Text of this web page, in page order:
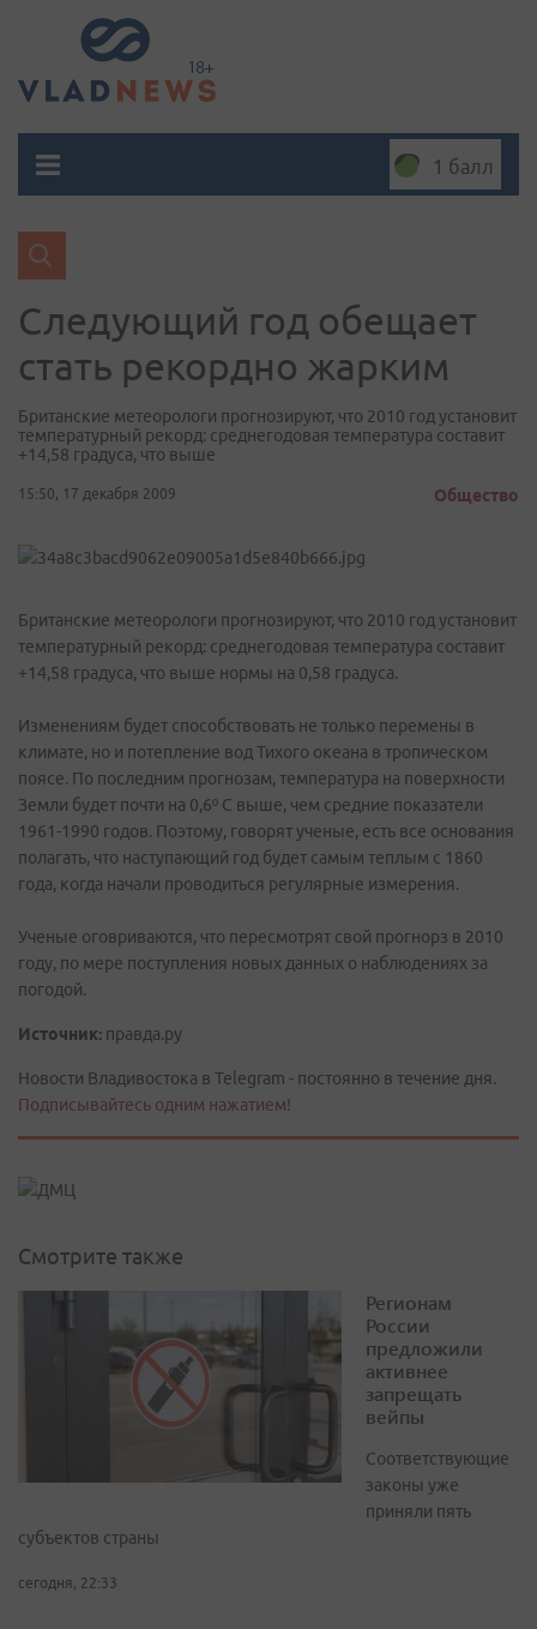
1 балл
Следующий год обещает
стать рекордно жарким
Британские метеорологи прогнозируют, что 2010 год установит
температурный рекорд: среднегодовая температура составит
+14,58 градуса, что выше
15:50, 17 декабря 2009 Общество
Британские метеорологи прогнозируют, что 2010 год установит
температурный рекорд: среднегодовая температура составит
+14,58 градуса, что выше нормы на 0,58 градуса.
Изменениям будет способствовать не только перемены в
климате, но и потепление вод Тихого океана в тропическом
поясе. По последним прогнозам, температура на поверхности
Земли будет почти на 0,6º С выше, чем средние показатели
1961-1990 годов. Поэтому, говорят ученые, есть все основания
полагать, что наступающий год будет самым теплым с 1860
года, когда начали проводиться регулярные измерения.
Ученые оговриваются, что пересмотрят свой прогнорз в 2010
году, по мере поступления новых данных о наблюдениях за
погодой.
Источник: правда.ру
Новости Владивостока в Telegram - постоянно в течение дня.
Подписывайтесь одним нажатием!
Смотрите также
Регионам
России
предложили
активнее
запрещать
вейпы
Соответствующие
законы уже
приняли пять
субъектов страны
сегодня, 22:33